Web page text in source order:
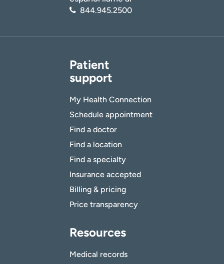
844.945.2500
Patient
support
My Health Connection
Schedule appointment
Find a doctor
Find a location
Find a specialty
Insurance accepted
Billing & pricing
Price transparency
Resources
Medical records